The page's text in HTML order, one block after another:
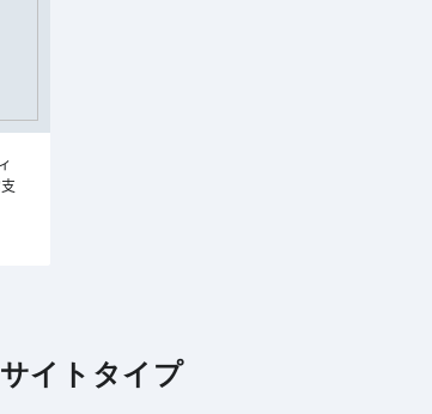
イトタイプ